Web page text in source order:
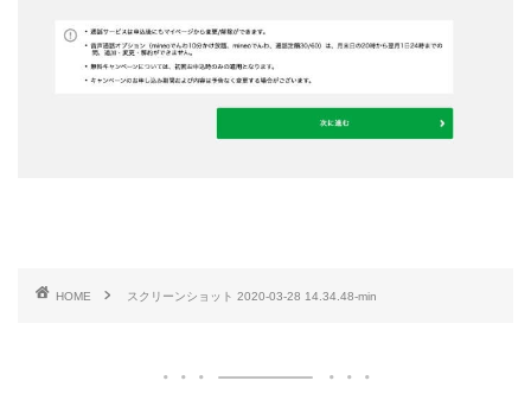
HOME スクリーンショット 2020-03-28 14.34.48-min